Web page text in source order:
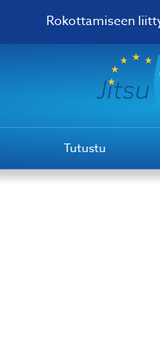
Rokottamiseen
Tutustu